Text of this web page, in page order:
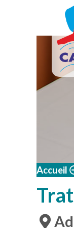
Aller au contenu
Accueil